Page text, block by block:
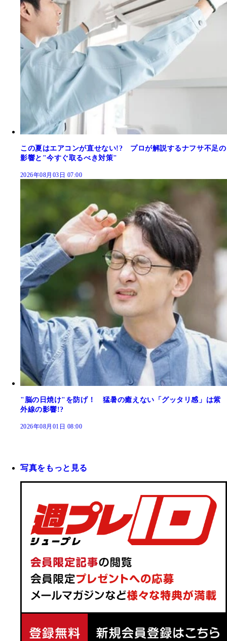
この夏はエアコンが直せない!? プロが解説するナフサ不足の
影響と"今すぐ取るべき対策"
2026年08月03日 07:00
"脳の日焼け"を防げ！ 猛暑の癒えない「グッタリ感」は紫
外線の影響!?
2026年08月01日 08:00
写真をもっと見る